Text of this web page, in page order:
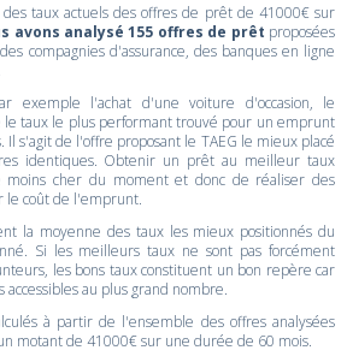
taux actuels des offres de prêt de 41000€ sur
avons analysé 155 offres de prêt proposées
compagnies d'assurance, des banques en ligne
exemple l'achat d'une voiture d'occasion, le
le taux le plus performant trouvé pour un emprunt
s'agit de l'offre proposant le TAEG le mieux placé
identiques. Obtenir un prêt au meilleur taux
cher du moment et donc de réaliser des
le coût de l'emprunt.
la moyenne des taux les mieux positionnés du
Si les meilleurs taux ne sont pas forcément
les bons taux constituent un bon repère car
au plus grand nombre.
à partir de l'ensemble des offres analysées
motant de 41000€ sur une durée de 60 mois.